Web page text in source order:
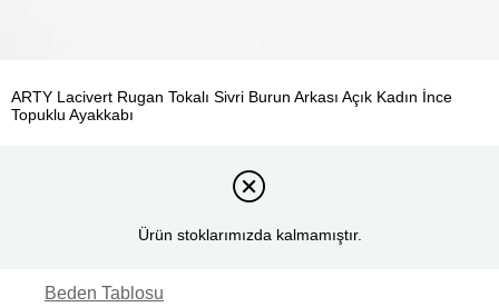
ARTY Lacivert Rugan Tokalı Sivri Burun Arkası Açık Kadın İnce
Topuklu Ayakkabı
Ürün stoklarımızda kalmamıştır.
Beden Tablosu